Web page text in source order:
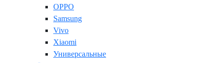
OPPO
Samsung
Vivo
Xiaomi
Универсальные